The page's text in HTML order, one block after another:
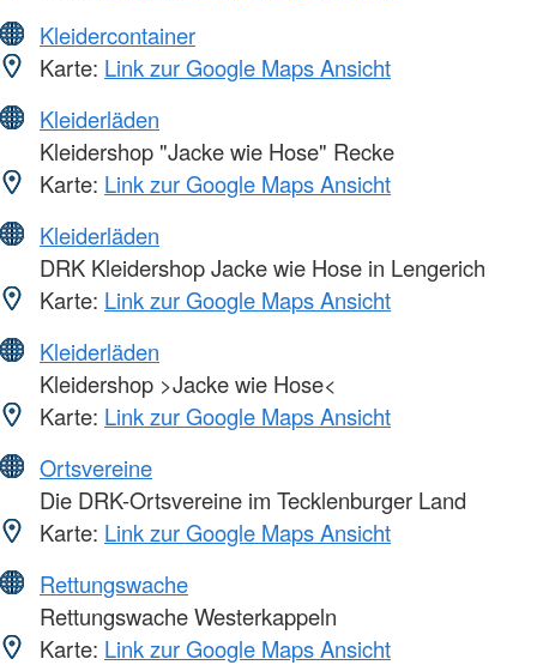
Kleidercontainer
Karte: Link zur Google Maps Ansicht
Kleiderläden
Kleidershop "Jacke wie Hose" Recke
Karte: Link zur Google Maps Ansicht
Kleiderläden
DRK Kleidershop Jacke wie Hose in Lengerich
Karte: Link zur Google Maps Ansicht
Kleiderläden
Kleidershop >Jacke wie Hose<
Karte: Link zur Google Maps Ansicht
Ortsvereine
Die DRK-Ortsvereine im Tecklenburger Land
Karte: Link zur Google Maps Ansicht
Rettungswache
Rettungswache Westerkappeln
Karte: Link zur Google Maps Ansicht